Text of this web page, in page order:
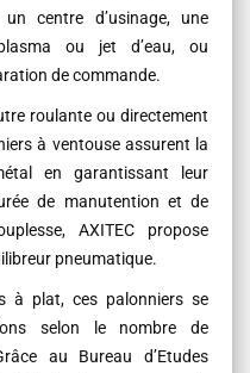
centre d’usinage, une
ou jet d’eau, ou
de commande.
roulante ou directement
à ventouse assurent la
en garantissant leur
de manutention et de
AXITEC propose
pneumatique.
à plat, ces palonniers se
selon le nombre de
au Bureau d’Etudes